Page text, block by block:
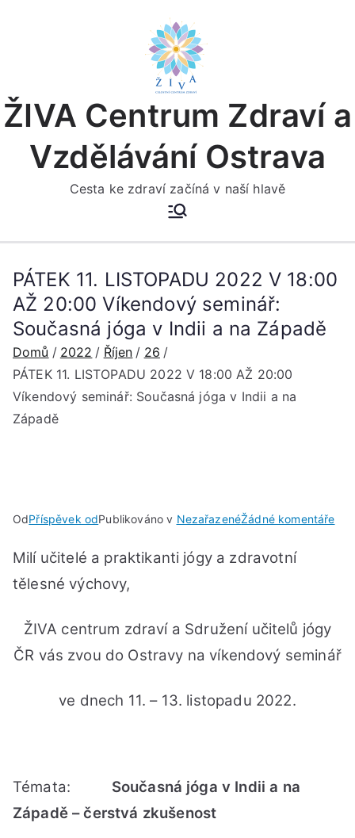
ŽIVA Centrum Zdraví a
Vzdělávání Ostrava
Cesta ke zdraví začíná v naší hlavě
PÁTEK 11. LISTOPADU 2022 V 18:00
AŽ 20:00 Víkendový seminář:
Současná jóga v Indii a na Západě
Domů 2022 Říjen
26
PÁTEK 11. LISTOPADU 2022 V 18:00 AŽ 20:00
Víkendový seminář: Současná jóga v Indii a na
Západě
OdPříspěvek odPublikováno v NezařazenéŽádné komentářeu
AŽ
Milí učitelé a praktikanti jógy a zdravotní
tělesné výchovy,
ŽIVA centrum zdraví a Sdružení učitelů jógy
ČR vás zvou do Ostravy na víkendový seminář
ve dnech 11. – 13. listopadu 2022.
Témata: Současná jóga v Indii a na
Západě – čerstvá zkušenost